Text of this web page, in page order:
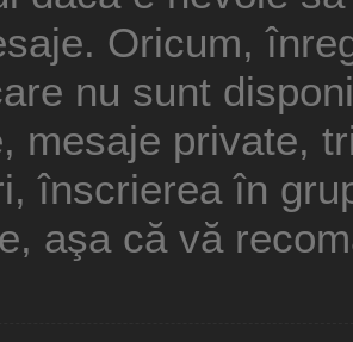
Oricum,
nu sunt
mesaje private,
înscrierea în
aşa că vă